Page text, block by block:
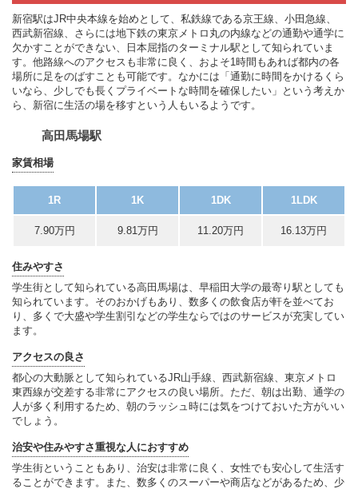
新宿駅はJR中央本線を始めとして、私鉄線である京王線、小田急線、
西武新宿線、さらには地下鉄の東京メトロ丸の内線などの通勤や通学に
欠かすことができない、日本屈指のターミナル駅として知られていま
す。他路線へのアクセスも非常に良く、およそ1時間もあれば都内の各
場所に足をのばすことも可能です。なかには「通勤に時間をかけるくら
いなら、少しでも長くプライベートな時間を確保したい」という考えか
ら、新宿に生活の場を移すという人もいるようです。
高田馬場駅
家賃相場
1R 1K 1DK 1LDK
7.90万円 9.81万円 11.20万円 16.13万円
住みやすさ
学生街として知られている高田馬場は、早稲田大学の最寄り駅としても
知られています。そのおかげもあり、数多くの飲食店が軒を並べてお
り、多くで大盛や学生割引などの学生ならではのサービスが充実してい
ます。
アクセスの良さ
都心の大動脈として知られているJR山手線、西武新宿線、東京メトロ
東西線が交差する非常にアクセスの良い場所。ただ、朝は出勤、通学の
人が多く利用するため、朝のラッシュ時には気をつけておいた方がいい
でしょう。
治安や住みやすさ重視な人におすすめ
学生街ということもあり、治安は非常に良く、女性でも安心して生活す
ることができます。また、数多くのスーパーや商店などがあるため、少